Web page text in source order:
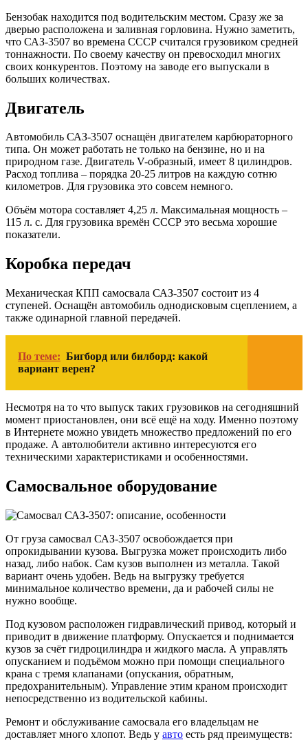
Бензобак находится под водительским местом. Сразу же за
дверью расположена и заливная горловина. Нужно заметить,
что САЗ-3507 во времена СССР считался грузовиком средней
тоннажности. По своему качеству он превосходил многих
своих конкурентов. Поэтому на заводе его выпускали в
больших количествах.
Двигатель
Автомобиль САЗ-3507 оснащён двигателем карбюраторного
типа. Он может работать не только на бензине, но и на
природном газе. Двигатель V-образный, имеет 8 цилиндров.
Расход топлива – порядка 20-25 литров на каждую сотню
километров. Для грузовика это совсем немного.
Объём мотора составляет 4,25 л. Максимальная мощность –
115 л. с. Для грузовика времён СССР это весьма хорошие
показатели.
Коробка передач
Механическая КПП самосвала САЗ-3507 состоит из 4
ступеней. Оснащён автомобиль однодисковым сцеплением, а
также одинарной главной передачей.
По теме: Бигборд или билборд: какой
вариант верен?
Несмотря на то что выпуск таких грузовиков на сегодняшний
момент приостановлен, они всё ещё на ходу. Именно поэтому
в Интернете можно увидеть множество предложений по его
продаже. А автолюбители активно интересуются его
техническими характеристиками и особенностями.
Самосвальное оборудование
От груза самосвал САЗ-3507 освобождается при
опрокидывании кузова. Выгрузка может происходить либо
назад, либо набок. Сам кузов выполнен из металла. Такой
вариант очень удобен. Ведь на выгрузку требуется
минимальное количество времени, да и рабочей силы не
нужно вообще.
Под кузовом расположен гидравлический привод, который и
приводит в движение платформу. Опускается и поднимается
кузов за счёт гидроцилиндра и жидкого масла. А управлять
опусканием и подъёмом можно при помощи специального
крана с тремя клапанами (опускания, обратным,
предохранительным). Управление этим краном происходит
непосредственно из водительской кабины.
Ремонт и обслуживание самосвала его владельцам не
доставляет много хлопот. Ведь у авто есть ряд преимуществ: